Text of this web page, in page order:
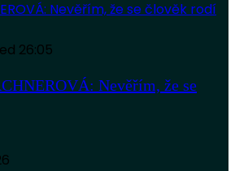
26:05
Nevěřím, že se